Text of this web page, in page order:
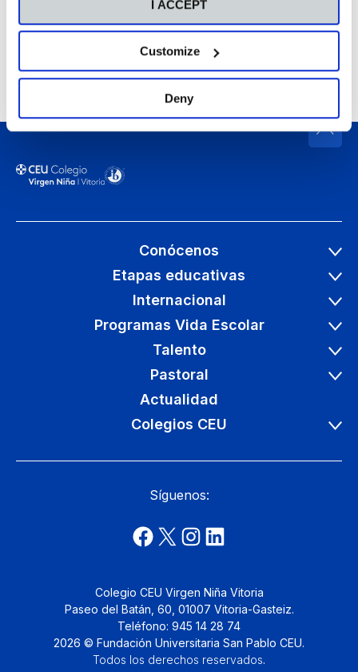
I ACCEPT
Customize
Deny
Conócenos
Etapas educativas
Internacional
Programas Vida Escolar
Talento
Pastoral
Actualidad
Colegios CEU
Síguenos:
Colegio CEU Virgen Niña Vitoria
Paseo del Batán, 60, 01007 Vitoria-Gasteiz.
Teléfono: 945 14 28 74
2026 © Fundación Universitaria San Pablo CEU.
Todos los derechos reservados.